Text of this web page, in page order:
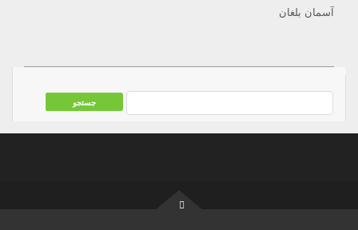
آسمان بلغان